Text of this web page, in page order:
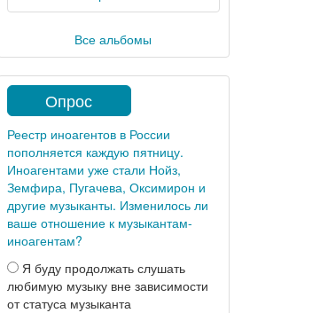
Все альбомы
Опрос
Реестр иноагентов в России
пополняется каждую пятницу.
Иноагентами уже стали Нойз,
Земфира, Пугачева, Оксимирон и
другие музыканты. Изменилось ли
ваше отношение к музыкантам-
иноагентам?
Я буду продолжать слушать
любимую музыку вне зависимости
от статуса музыканта